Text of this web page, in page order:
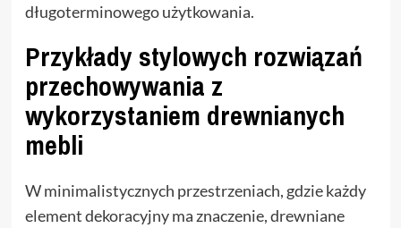
długoterminowego użytkowania.
Przykłady stylowych rozwiązań
przechowywania z
wykorzystaniem drewnianych
mebli
W minimalistycznych przestrzeniach, gdzie każdy
element dekoracyjny ma znaczenie, drewniane